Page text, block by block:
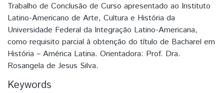
Trabalho de Conclusão de Curso apresentado ao Instituto
Latino-Americano de Arte, Cultura e História da
Universidade Federal da Integração Latino-Americana,
como requisito parcial à obtenção do título de Bacharel em
História – América Latina. Orientadora: Prof. Dra.
Rosangela de Jesus Silva.
Keywords